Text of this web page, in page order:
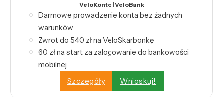
VeloKonto | VeloBank
Darmowe prowadzenie konta bez żadnych
warunków
Zwrot do 540 zł na VeloSkarbonkę
60 zł na start za zalogowanie do bankowości
mobilnej
Szczegóły
Wnioskuj!